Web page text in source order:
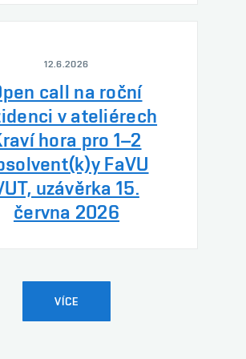
12.6.2026
call na roční
v ateliérech
hora pro 1–2
FaVU
uzávěrka 15.
června 2026
VÍCE